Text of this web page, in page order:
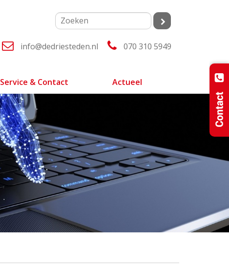
info@dedriesteden.nl 070 310 5949
Service & Contact Actueel